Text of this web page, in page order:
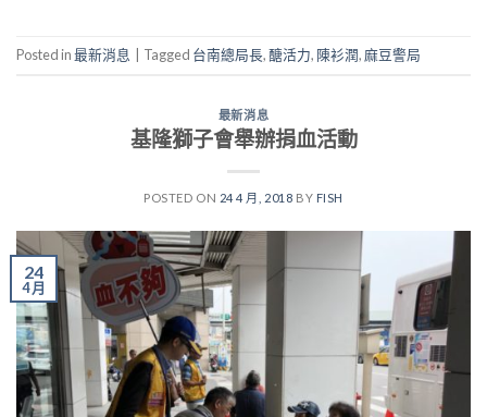
Posted in最新消息 Tagged 台南總局長,醣活力, 陳衫潤, 麻豆警局
最新消息
基隆獅子會舉辦捐血活動
POSTED ON 24 4 月, 2018 BY FISH
24
4 月